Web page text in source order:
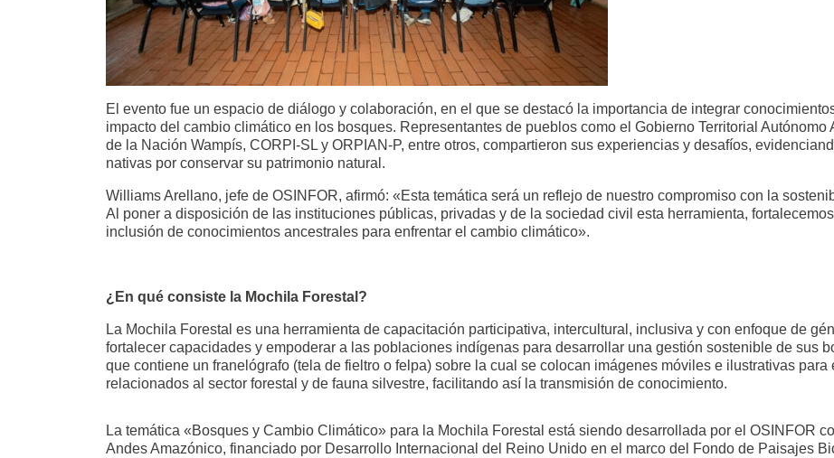
El evento fue un espacio de diálogo y colaboración, en el que se destacó la importancia de integrar
impacto del cambio climático en los bosques. Representantes de pueblos como el Gobierno Territorial
de la Nación Wampís, CORPI-SL y ORPIAN-P, entre otros, compartieron sus experiencias y desafíos,
nativas por conservar su patrimonio natural.
Williams Arellano, jefe de OSINFOR, afirmó: «Esta temática será un reflejo de nuestro compromiso con la
Al poner a disposición de las instituciones públicas, privadas y de la sociedad civil esta herramienta,
inclusión de conocimientos ancestrales para enfrentar el cambio climático».
¿En qué consiste la Mochila Forestal?
La Mochila Forestal es una herramienta de capacitación participativa, intercultural, inclusiva y con enfoque de
fortalecer capacidades y empoderar a las poblaciones indígenas para desarrollar una gestión sostenible de sus
que contiene un franelógrafo (tela de fieltro o felpa) sobre la cual se colocan imágenes móviles e ilustrativas
relacionados al sector forestal y de fauna silvestre, facilitando así la transmisión de conocimiento.
La temática «Bosques y Cambio Climático» para la Mochila Forestal está siendo desarrollada por el OSINFOR
Andes Amazónico, financiado por Desarrollo Internacional del Reino Unido en el marco del Fondo de Paisajes